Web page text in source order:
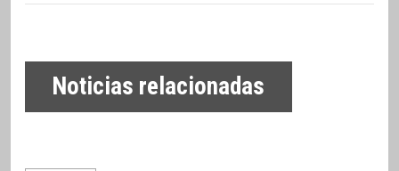
Noticias relacionadas